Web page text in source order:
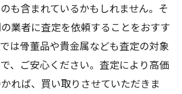
も含まれているかもしれません。そ
業者に査定を依頼することをおすす
は骨董品や貴金属なども査定の対象
、ご安心ください。査定により高価
れば、買い取りさせていただきま